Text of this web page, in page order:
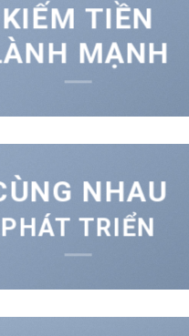
KIẾM TIỀN
MẠNH
NHAU
PHÁT TRIỂN